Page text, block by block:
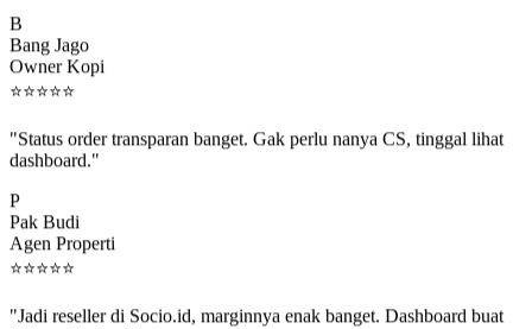
Bang Jago
Owner Kopi
⭐⭐⭐⭐⭐
dashboard."
Pak Budi
Agen Properti
⭐⭐⭐⭐⭐
kirim order ke client gampang."